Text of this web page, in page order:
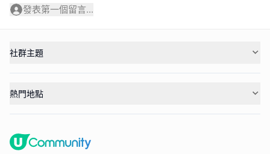
發表第一個留言...
社群主題
熱門地點